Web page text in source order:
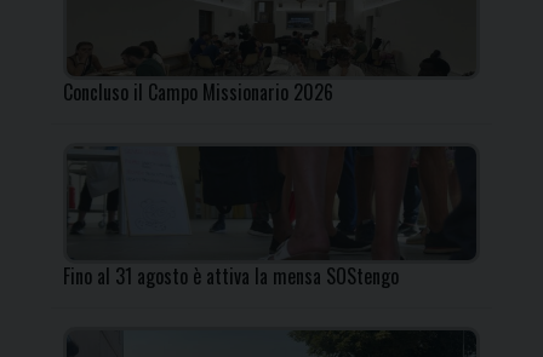
Concluso il Campo Missionario 2026
Fino al 31 agosto è attiva la mensa SOStengo